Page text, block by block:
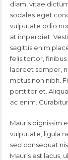
diam, vitae
sodales eget
vulputate odio
at imperdiet.
sagittis enim
felis tortor, finibus
laoreet semper,
metus non nibh.
porttitor et.
ac enim.
Mauris dignissim
vulputate, ligula
sed consequat
Mauris est lacus,